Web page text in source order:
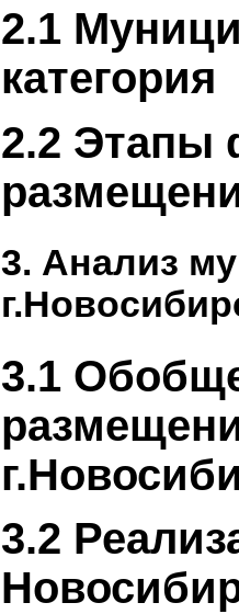
2.1
категория
2.2 Этапы
3. Анализ
3.1
3.2